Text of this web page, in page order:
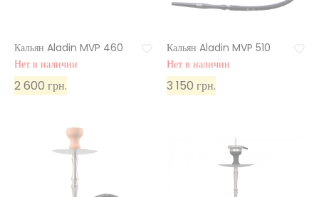
Кальян Aladin MVP 460
Нет в наличии
2 600 грн.
Кальян Aladin MVP 510
Нет в наличии
3 150 грн.